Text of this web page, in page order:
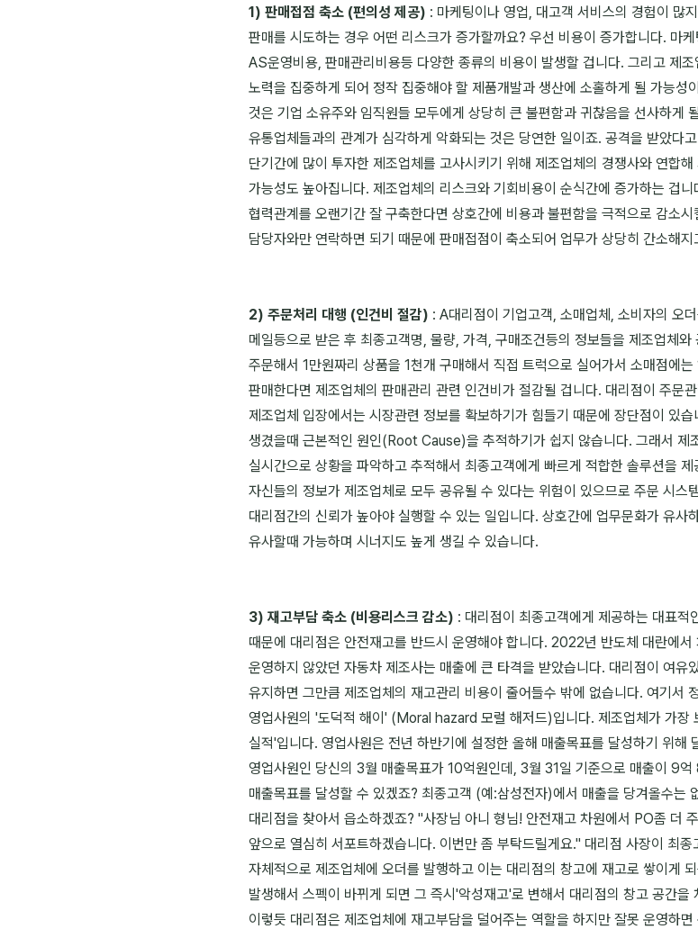
1) 판매접점 축소 (편의성 제공) : 마케팅이나 영업, 대고객 서비스의 경험이 많
판매를 시도하는 경우 어떤 리스크가 증가할까요? 우선 비용이 증가합니다. 마
AS운영비용, 판매관리비용등 다양한 종류의 비용이 발생할 겁니다. 그리고 제
노력을 집중하게 되어 정작 집중해야 할 제품개발과 생산에 소홀하게 될 가능성
것은 기업 소유주와 임직원들 모두에게 상당히 큰 불편함과 귀찮음을 선사하게
유통업체들과의 관계가 심각하게 악화되는 것은 당연한 일이죠. 공격을 받았다
단기간에 많이 투자한 제조업체를 고사시키기 위해 제조업체의 경쟁사와 연합
가능성도 높아집니다. 제조업체의 리스크와 기회비용이 순식간에 증가하는 겁
협력관계를 오랜기간 잘 구축한다면 상호간에 비용과 불편함을 극적으로 감소
담당자와만 연락하면 되기 때문에 판매접점이 축소되어 업무가 상당히 간소해
2) 주문처리 대행 (인건비 절감) : A대리점이 기업고객, 소매업체, 소비자의 오
메일등으로 받은 후 최종고객명, 물량, 가격, 구매조건등의 정보들을 제조업체
주문해서 1만원짜리 상품을 1천개 구매해서 직접 트럭으로 실어가서 소매점에
판매한다면 제조업체의 판매관리 관련 인건비가 절감될 겁니다. 대리점이 주문
제조업체 입장에서는 시장관련 정보를 확보하기가 힘들기 때문에 장단점이 있
생겼을때 근본적인 원인(Root Cause)을 추적하기가 쉽지 않습니다. 그래서 제
실시간으로 상황을 파악하고 추적해서 최종고객에게 빠르게 적합한 솔루션을
자신들의 정보가 제조업체로 모두 공유될 수 있다는 위험이 있으므로 주문 시스
대리점간의 신뢰가 높아야 실행할 수 있는 일입니다. 상호간에 업무문화가 유
유사할때 가능하며 시너지도 높게 생길 수 있습니다.
3) 재고부담 축소 (비용리스크 감소) : 대리점이 최종고객에게 제공하는 대표적
때문에 대리점은 안전재고를 반드시 운영해야 합니다. 2022년 반도체 대란에서
운영하지 않았던 자동차 제조사는 매출에 큰 타격을 받았습니다. 대리점이 여유
유지하면 그만큼 제조업체의 재고관리 비용이 줄어들수 밖에 없습니다. 여기서
영업사원의 '도덕적 해이' (Moral hazard 모럴 해저드)입니다. 제조업체가 가장
실적'입니다. 영업사원은 전년 하반기에 설정한 올해 매출목표를 달성하기 위해
영업사원인 당신의 3월 매출목표가 10억원인데, 3월 31일 기준으로 매출이 9
매출목표를 달성할 수 있겠죠? 최종고객 (예:삼성전자)에서 매출을 당겨올수는
대리점을 찾아서 읍소하겠죠? "사장님 아니 형님! 안전재고 차원에서 PO좀 더
앞으로 열심히 서포트하겠습니다. 이번만 좀 부탁드릴게요." 대리점 사장이 최
자체적으로 제조업체에 오더를 발행하고 이는 대리점의 창고에 재고로 쌓이게
발생해서 스펙이 바뀌게 되면 그 즉시'악성재고'로 변해서 대리점의 창고 공간
이렇듯 대리점은 제조업체에 재고부담을 덜어주는 역할을 하지만 잘못 운영하